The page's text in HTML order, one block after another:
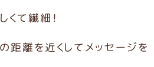
て繊細！
離を近くしてメッセージを